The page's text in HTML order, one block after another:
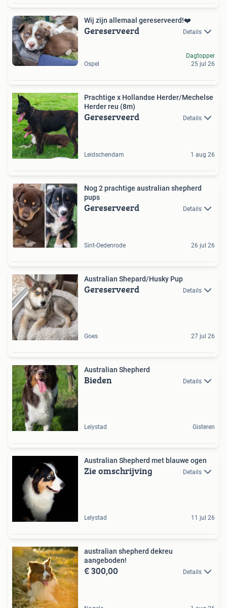
Wij zijn allemaal gereserveerd!❤️
Gereserveerd Details
Ospel
Dagtopper
25 jul 26
Prachtige x Hollandse Herder/Mechelse
Herder reu (8m)
Gereserveerd Details
Leidschendam 1 aug 26
Nog 2 prachtige australian shepherd
pups
Gereserveerd Details
Sint-Oedenrode 26 jul 26
Australian Shepard/Husky Pup
Gereserveerd Details
Goes 27 jul 26
Australian Shepherd
Bieden Details
Lelystad Gisteren
Australian Shepherd met blauwe ogen
Zie omschrijving Details
Lelystad 11 jul 26
australian shepherd dekreu
aangeboden!
€ 300,00 Details